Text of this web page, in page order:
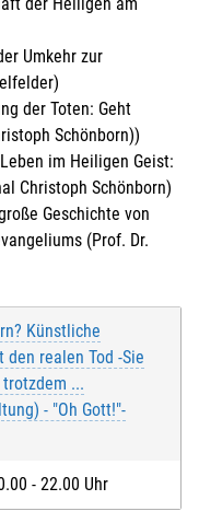
Umkehr zur
der Toten: Geht
Schönborn))
im Heiligen Geist:
Christoph Schönborn)
Geschichte von
(Prof. Dr.
Künstliche
realen Tod -Sie
...
- "Oh Gott!"-
- 22.00 Uhr